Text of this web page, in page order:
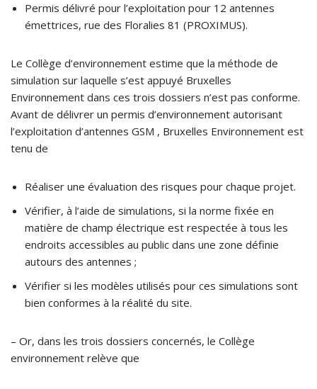
Permis délivré pour l’exploitation pour 12 antennes
émettrices, rue des Floralies 81 (PROXIMUS).
Le Collège d’environnement estime que la méthode de
simulation sur laquelle s’est appuyé Bruxelles
Environnement dans ces trois dossiers n’est pas conforme.
Avant de délivrer un permis d’environnement autorisant
l’exploitation d’antennes GSM , Bruxelles Environnement est
tenu de
Réaliser une évaluation des risques pour chaque projet.
Vérifier, à l’aide de simulations, si la norme fixée en
matière de champ électrique est respectée à tous les
endroits accessibles au public dans une zone définie
autours des antennes ;
Vérifier si les modèles utilisés pour ces simulations sont
bien conformes à la réalité du site.
– Or, dans les trois dossiers concernés, le Collège
environnement relève que